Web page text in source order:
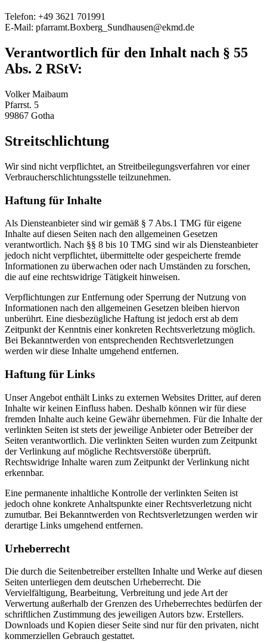
Telefon: +49 3621 701991
E-Mail: pfarramt.Boxberg_Sundhausen@ekmd.de
Verantwortlich für den Inhalt nach § 55
Abs. 2 RStV:
Volker Maibaum
Pfarrst. 5
99867 Gotha
Streitschlichtung
Wir sind nicht verpflichtet, an Streitbeilegungsverfahren vor einer
Verbraucherschlichtungsstelle teilzunehmen.
Haftung für Inhalte
Als Diensteanbieter sind wir gemäß § 7 Abs.1 TMG für eigene
Inhalte auf diesen Seiten nach den allgemeinen Gesetzen
verantwortlich. Nach §§ 8 bis 10 TMG sind wir als Diensteanbieter
jedoch nicht verpflichtet, übermittelte oder gespeicherte fremde
Informationen zu überwachen oder nach Umständen zu forschen,
die auf eine rechtswidrige Tätigkeit hinweisen.
Verpflichtungen zur Entfernung oder Sperrung der Nutzung von
Informationen nach den allgemeinen Gesetzen bleiben hiervon
unberührt. Eine diesbezügliche Haftung ist jedoch erst ab dem
Zeitpunkt der Kenntnis einer konkreten Rechtsverletzung möglich.
Bei Bekanntwerden von entsprechenden Rechtsverletzungen
werden wir diese Inhalte umgehend entfernen.
Haftung für Links
Unser Angebot enthält Links zu externen Websites Dritter, auf deren
Inhalte wir keinen Einfluss haben. Deshalb können wir für diese
fremden Inhalte auch keine Gewähr übernehmen. Für die Inhalte der
verlinkten Seiten ist stets der jeweilige Anbieter oder Betreiber der
Seiten verantwortlich. Die verlinkten Seiten wurden zum Zeitpunkt
der Verlinkung auf mögliche Rechtsverstöße überprüft.
Rechtswidrige Inhalte waren zum Zeitpunkt der Verlinkung nicht
erkennbar.
Eine permanente inhaltliche Kontrolle der verlinkten Seiten ist
jedoch ohne konkrete Anhaltspunkte einer Rechtsverletzung nicht
zumutbar. Bei Bekanntwerden von Rechtsverletzungen werden wir
derartige Links umgehend entfernen.
Urheberrecht
Die durch die Seitenbetreiber erstellten Inhalte und Werke auf diesen
Seiten unterliegen dem deutschen Urheberrecht. Die
Vervielfältigung, Bearbeitung, Verbreitung und jede Art der
Verwertung außerhalb der Grenzen des Urheberrechtes bedürfen der
schriftlichen Zustimmung des jeweiligen Autors bzw. Erstellers.
Downloads und Kopien dieser Seite sind nur für den privaten, nicht
kommerziellen Gebrauch gestattet.